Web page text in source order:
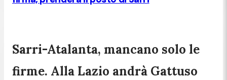
Sarri-Atalanta, mancano solo le
firme. Alla Lazio andrà Gattuso